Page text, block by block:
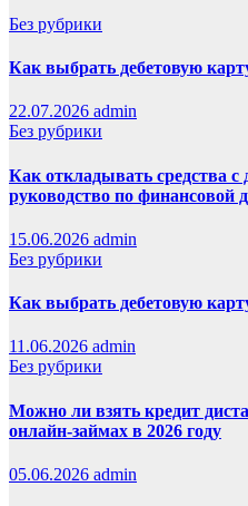
Без рубрики
Как выбрать дебетовую
22.07.2026 admin
Без рубрики
Как откладывать средства с
руководство по финансовой
15.06.2026 admin
Без рубрики
Как выбрать дебетовую
11.06.2026 admin
Без рубрики
Можно ли взять кредит
онлайн-займах в 2026 году
05.06.2026 admin